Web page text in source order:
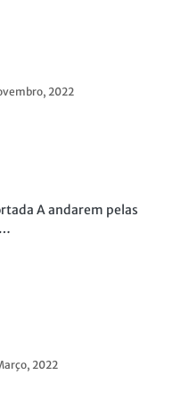
2022
A andarem pelas
2022